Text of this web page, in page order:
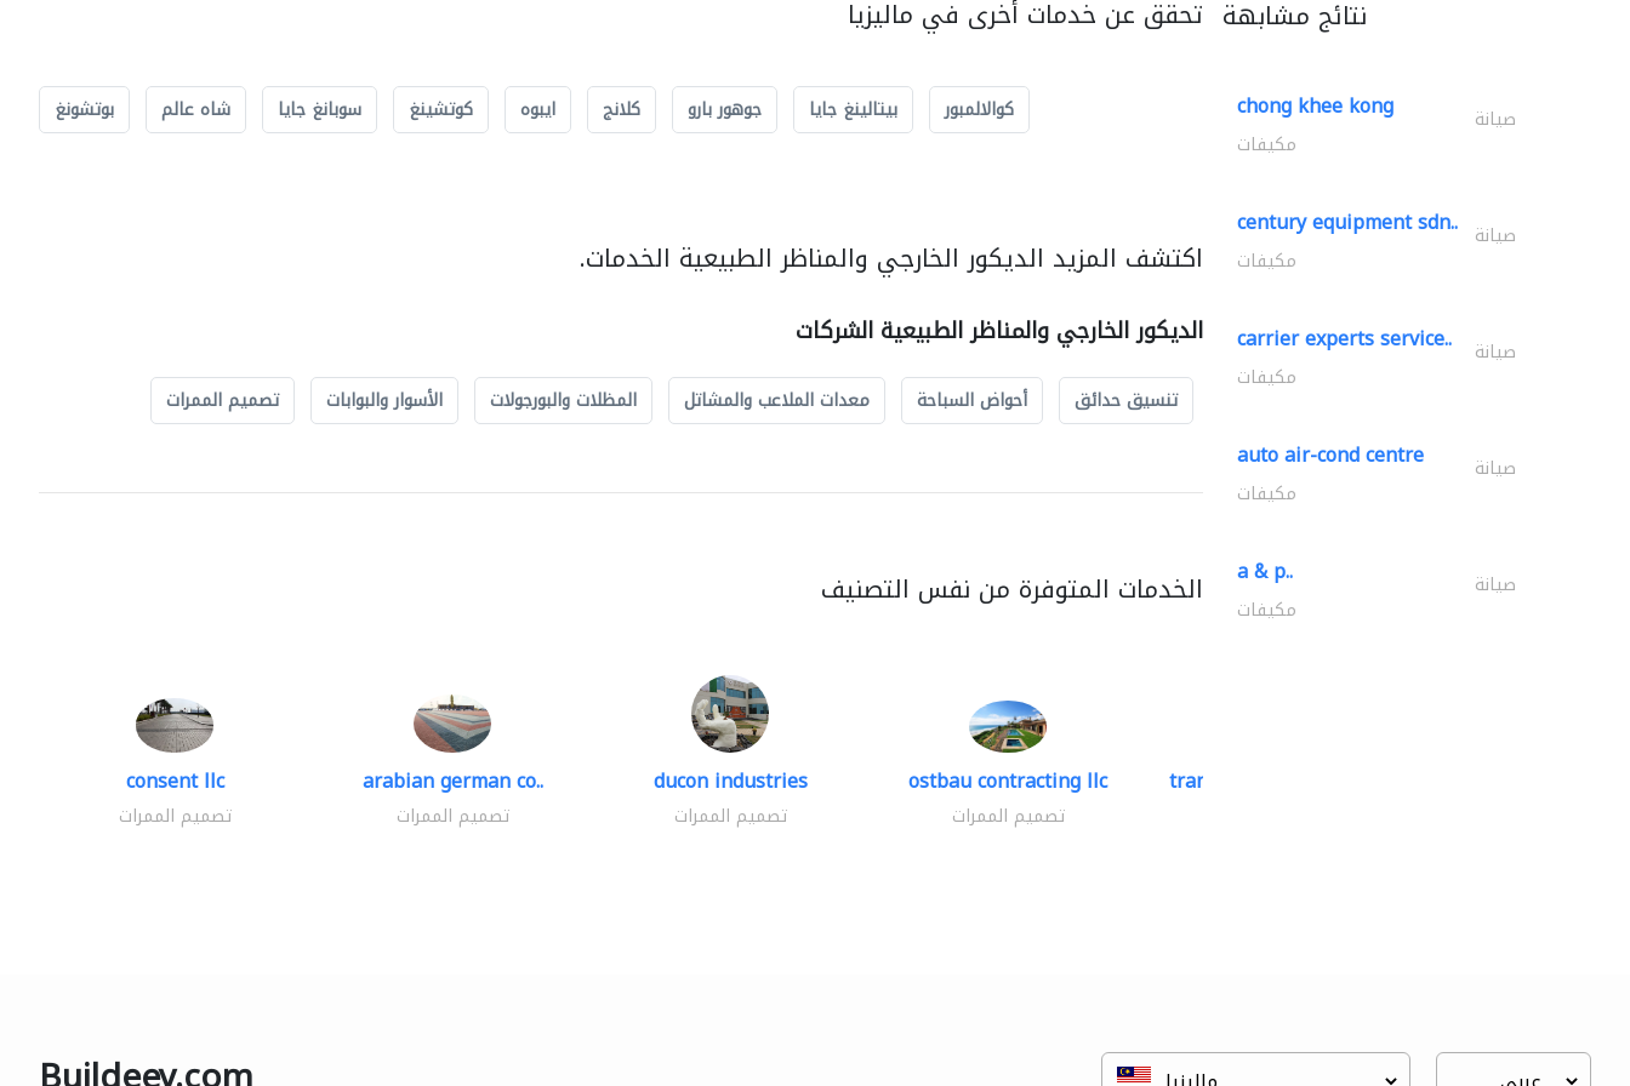
تحقق عن خدمات أخرى في ماليزيا
كوالالمبور بيتالينغ جايا جوهور بارو كلانج ايبوه كوتشينغ سوبانغ جايا شاه عالم بوتشونغ
اكتشف المزيد الديكور الخارجي والمناظر الطبيعية الخدمات.
الديكور الخارجي والمناظر الطبيعية الشركات
تنسيق حدائق أحواض السباحة معدات الملاعب والمشاتل المظلات والبورجولات الأسوار والبوابات تصميم الممرات
الخدمات المتوفرة من نفس التصنيف
consent llc
تصميم الممرات
arabian german co..
تصميم الممرات
ducon industries
تصميم الممرات
ostbau contracting llc
تصميم الممرات
transgulf cement products..
نتائج مشابهة
chong khee kong صيانة
مكيفات
century equipment sdn.. صيانة
مكيفات
carrier experts service.. صيانة
مكيفات
auto air-cond centre صيانة
مكيفات
a & p.. صيانة
مكيفات